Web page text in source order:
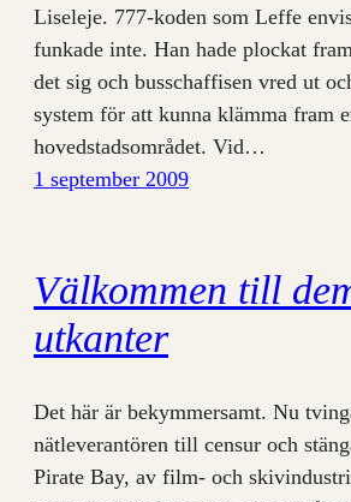
Liseleje. 777-koden som Leffe
funkade inte. Han hade plockat
det sig och busschaffisen vred ut
system för att kunna klämma fram
hovedstadsområdet. Vid…
1 september 2009
Välkommen till
utkanter
Det här är bekymmersamt. Nu
nätleverantören till censur och
Pirate Bay, av film- och